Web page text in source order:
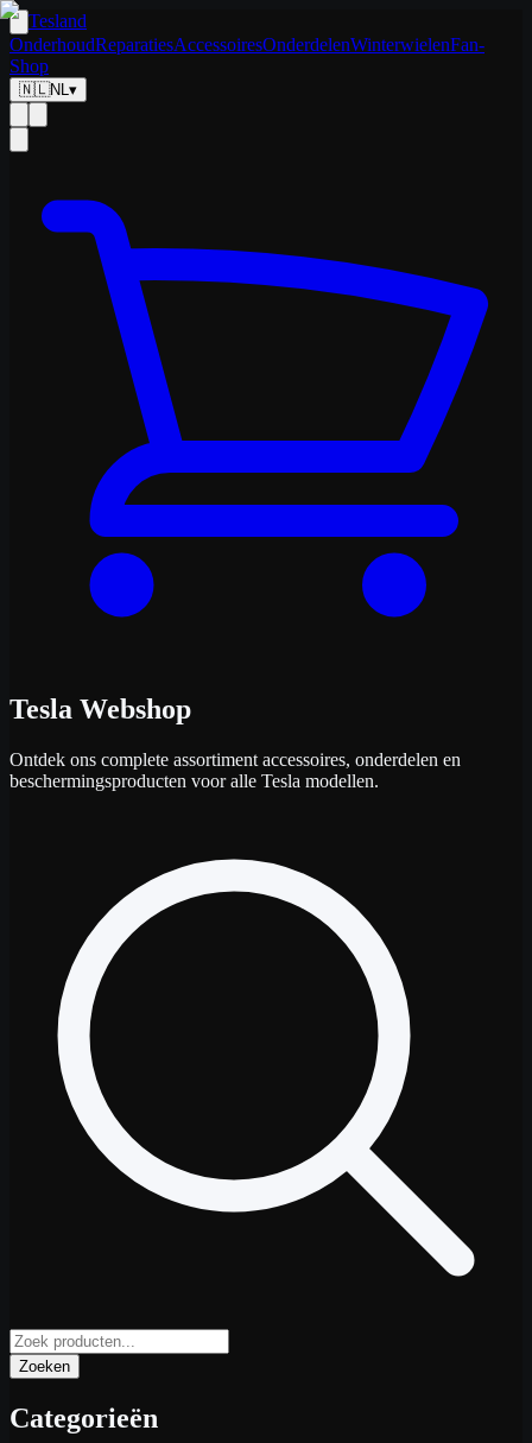
Tesland
OnderhoudReparatiesAccessoiresOnderdelenWinterwielenFan-
Shop
🇳🇱NL▾
Tesla Webshop
Ontdek ons complete assortiment accessoires, onderdelen en
beschermingsproducten voor alle Tesla modellen.
Zoeken
Categorieën